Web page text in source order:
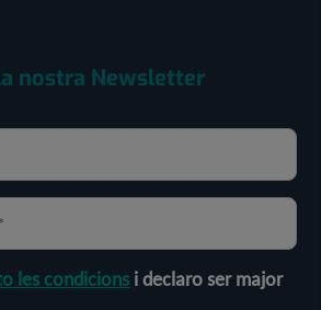
nostra Newsletter
les condicions i declaro ser major